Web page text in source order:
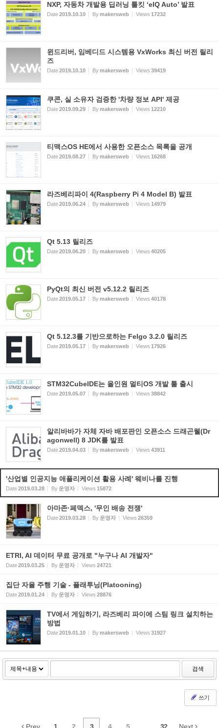
NXP, 자동차 개발용 딥러닝 툴킷 ‘eIQ Auto’ 발표
Date2019.10.10 Bymakersweb Views 17232
윈드리버, 임베디드 시스템용 VxWorks 최신 버전 릴리
즈
Date2019.10.10 Bymakersweb Views 39419
쿠콘, 실 소유자 검증한 '차량 정보 API' 제공
Date2019.09.29 Bymakersweb Views 12210
티맥스OS HE에서 사용한 오픈소스 목록을 공개
Date2019.08.27 Bymakersweb Views 16268
라즈베리파이 4(Raspberry Pi 4 Model B) 발표
Date2019.06.24 Bymakersweb Views 14979
Qt 5.13 릴리즈
Date2019.06.20 Bymakersweb Views 40205
PyQt의 최신 버전 v5.12.2 릴리즈
Date2019.05.17 Bymakersweb Views 40178
Qt 5.12.3를 기반으로하는 Felgo 3.2.0 릴리즈
Date2019.05.17 Bymakersweb Views 17926
STM32CubeIDE는 올인원 멀티OS 개발 툴 출시
Date2019.05.07 Bymakersweb Views 38842
알리바바가 자체 자바 배포판인 오픈소스 드래곤웰(Dr
agonwell) 8 JDK를 발표
Date2019.04.03 Bymakersweb Views 43911
'산업별 인공지능 애플리케이션 활용 사례' 웨비나를 진행
Date2019.03.28 By 운영자 Views 15872
아마존·페덱스, '무인 배송 전쟁'
Date2019.03.28 By 운영자 Views 26359
ETRI, AI 데이터 무료 공개로 "누구나 AI 개발자"
Date2019.03.25 By 운영자 Views 24721
집단 자율 주행 기술 - 플래투닝(Platooning)
Date2019.01.24 By 운영자 Views 28876
TV에서 게임하기, 라즈베리 파이에 스팀 링크 설치하는
방법
Date2019.01.10 Bymakersweb Views 31927
검색
쓰기